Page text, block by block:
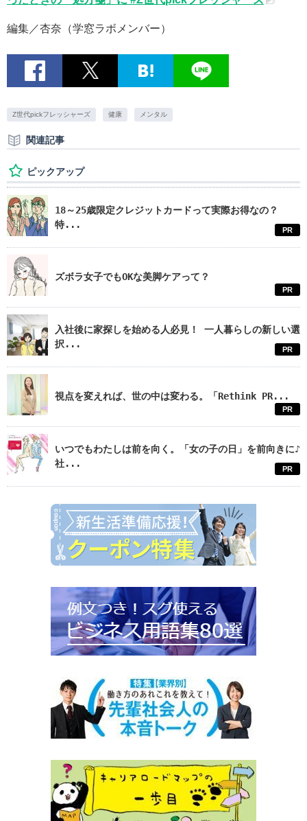
編集／杏奈（学窓ラボメンバー）
Z世代pickフレッシャーズ 健康 メンタル
関連記事
ピックアップ
18～25歳限定クレジットカードって実際お得なの？
特...
PR
ズボラ女子でもOKな美脚ケアって？
PR
入社後に家探しを始める人必見！ 一人暮らしの新しい選
択...
PR
視点を変えれば、世の中は変わる。「Rethink PR...
PR
いつでもわたしは前を向く。「女の子の日」を前向きに♪
社...
PR